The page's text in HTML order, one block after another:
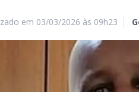
em 03/03/2026 às 09h23